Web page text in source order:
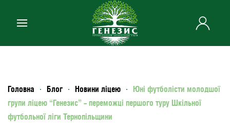
Skip to main content
Головна Блог Новини ліцею
Юні футболісти молодшої
групи ліцею “Генезис” – переможці першого туру Шкільної
футбольної ліги Тернопільщини